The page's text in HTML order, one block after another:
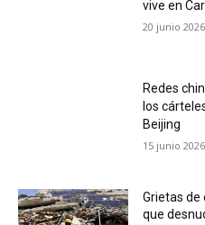
vive en
20 junio 2026
Redes
los
Beijing
15 junio 2026
Grietas
que